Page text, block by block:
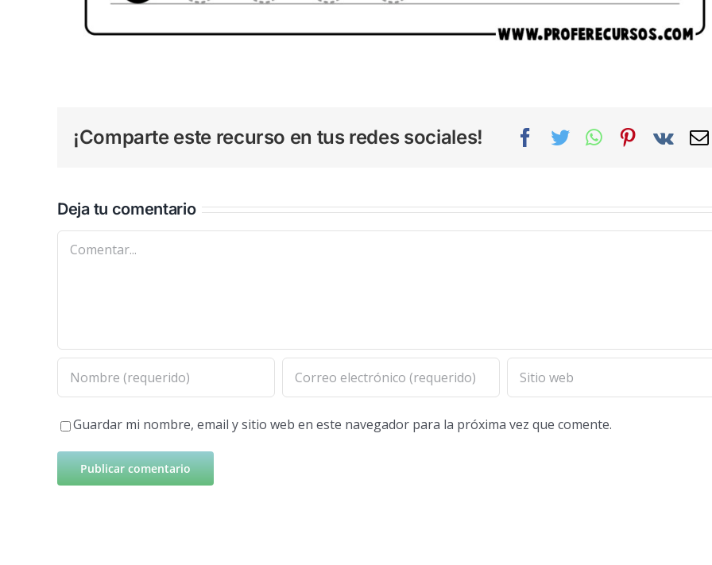
¡Comparte este recurso en tus redes sociales! Facebook
TwitterWhatsAppPinterest
Vk
Deja tu comentario
Comentar
Guardar mi nombre, email y sitio web en este navegador para la próxima vez que comente.